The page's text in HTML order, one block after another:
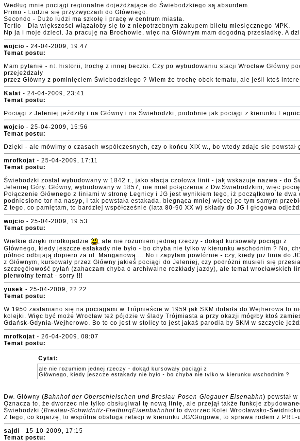
Według mnie pociągi regionalne dojeżdżające do Świebodzkiego są absurdem.
Primo - Ludzie się przyzwyczaili do Głównego.
Secondo - Dużo ludzi ma szkołę i pracę w centrum miasta.
Tertio - Dla większości wiązałoby się to z niepotrzebnym zakupem biletu miesięcznego MPK.
Np ja i moje dzieci. Ja pracuję na Brochowie, więc na Głównym mam dogodną przesiadkę. A
wojcio - 24-04-2009, 19:47
Temat postu:
Mam pytanie - nt. historii, trochę z innej beczki. Czy po wybudowaniu stacji Wrocław Główny
przejeżdzały
przez Główny z pominięciem Świebodzkiego ? Wiem że trochę obok tematu, ale jeśli ktoś
Kalat - 24-04-2009, 23:41
Temat postu:
Pociągi z Jeleniej jeździły i na Główny i na Świebodzki, podobnie jak pociągi z kierunku
wojcio - 25-04-2009, 15:56
Temat postu:
Dzięki - ale mówimy o czasach współczesnych, czy o końcu XIX w., bo wtedy zdaje sie powstał
mrofkojat - 25-04-2009, 17:11
Temat postu:
Świebodzki został wybudowany w 1842 r., jako stacja czołowa linii - jak wskazuje nazwa - do
Jeleniej Góry. Główny, wybudowany w 1857, nie miał połączenia z Dw.Świebodzkim, więc
Połączenie Głównego z liniami w stronę Legnicy i JG jest wynikiem tego, iż początkowo te
podniesiono tor na nasyp, i tak powstała estakada, biegnąca mniej więcej po tym samym
Z tego, co pamiętam, to bardziej współcześnie (lata 80-90 XX w) składy do JG i głogowa
wojcio - 25-04-2009, 19:53
Temat postu:
Wielkie dzięki mrofkojadzie
, ale nie rozumiem jednej rzeczy - dokąd kursowały pociągi z
Głównego, kiedy jeszcze estakady nie było - bo chyba nie tylko w kierunku wschodnim ? No,
północ odbijają dopiero za ul. Manganową.... No i zapytam powtórnie - czy, kiedy już linia do
z Głównym, kursowały przez Główny jakieś pociągi do Jeleniej, czy podróżni musieli się
szczegółowość pytań (zahaczam chyba o archiwalne rozkłady jazdy), ale temat
pierwotny temat - sorry !!!
yusek - 25-04-2009, 22:22
Temat postu:
W 1950 zastaniano się na pociagami w Trójmieście w 1959 jak SKM dotarła do Wejherowa
kolejki. Więc być może Wrocław też pójdzie w ślady Trójmiasta a przy okazji mógłby ktoś
Gdańsk-Gdynia-Wejherowo. Bo to co jest w stolicy to jest jakaś parodia by SKM w szczycie
mrofkojat - 26-04-2009, 08:07
Temat postu:
Cytat:
ale nie rozumiem jednej rzeczy - dokąd kursowały pociągi z
Głównego, kiedy jeszcze estakady nie było - bo chyba nie tylko w kierunku wschodnim ?
Dw. Główny (Bahnhof der Oberschleischen und Breslau-Posen-Glogauer Eisenabhn) powstał
Oznacza to, że dworzec nie tylko obsługiwał tę nową linię, ale przejął także funkcje
Świebodzki (Breslau-Schwidnitz-FreiburgEisenbahnhofto dworzec Kolei Wrocławsko-
Z tego, co kojarzę, to wspólna obsługa relacji w kierunku JG/Głogowa, to sprawa rodem z
sajdi - 15-10-2009, 17:15
Temat postu: